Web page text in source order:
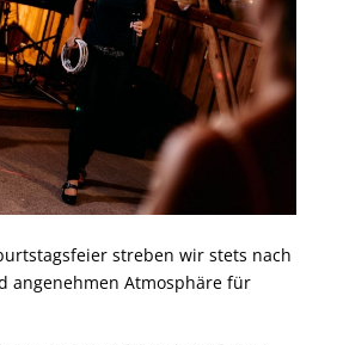
streben wir stets nach
angenehmen Atmosphäre für
jedoch sorgfältig darauf, dass
Massenveranstaltung à la